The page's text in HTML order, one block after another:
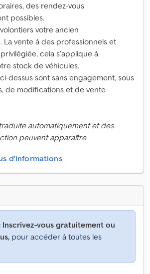
des rendez-vous
possibles.
votre ancien
La vente à des professionnels et
cela s’applique à
stock de véhicules.
dessus sont sans engagement, sous
de modifications et de vente
automatiquement et des
peuvent apparaître.
d'informations
Inscrivez-vous gratuitement ou
pour accéder à toutes les